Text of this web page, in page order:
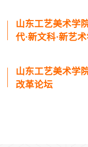
山东工艺美术学
代·新文科·新艺
山东工艺美术学
改革论坛